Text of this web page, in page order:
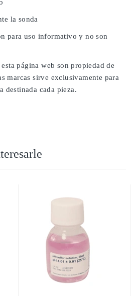
la sonda
para uso informativo y no son
página web son propiedad de
marcas sirve exclusivamente para
destinada cada pieza.